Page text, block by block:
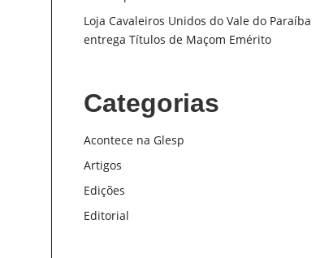
Loja Cavaleiros Unidos do Vale do Paraíba
entrega Títulos de Maçom Emérito
Categorias
Acontece na Glesp
Artigos
Edições
Editorial